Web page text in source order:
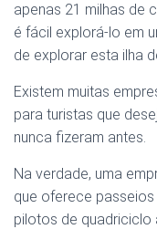
apenas 21 milhas de
é fácil explorá-lo em
de explorar esta ilha
Existem muitas
para turistas que
nunca fizeram antes.
Na verdade, uma
que oferece
pilotos de